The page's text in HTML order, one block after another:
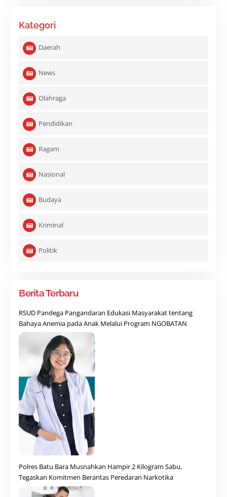
Kategori
Daerah
News
Olahraga
Pendidikan
Ragam
Nasional
Budaya
Kriminal
Politik
Berita Terbaru
RSUD Pandega Pangandaran Edukasi Masyarakat tentang
Bahaya Anemia pada Anak Melalui Program NGOBATAN
Polres Batu Bara Musnahkan Hampir 2 Kilogram Sabu,
Tegaskan Komitmen Berantas Peredaran Narkotika